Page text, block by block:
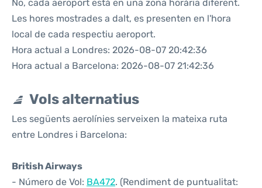
No, cada aeroport està en una zona horària diferent.
Les hores mostrades a dalt, es presenten en l'hora
local de cada respectiu aeroport.
Hora actual a Londres: 2026-08-07 20:42:36
Hora actual a Barcelona: 2026-08-07 21:42:36
Vols alternatius
Les següents aerolínies serveixen la mateixa ruta
entre Londres i Barcelona:
British Airways
- Número de Vol: BA472. (Rendiment de puntualitat: